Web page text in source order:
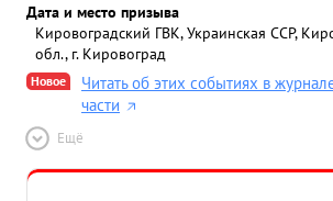
Дата и место призыва
Кировоградский ГВК, Украинская ССР,
обл., г. Кировоград
Новое
Читать об этих событиях в
части
Ещё